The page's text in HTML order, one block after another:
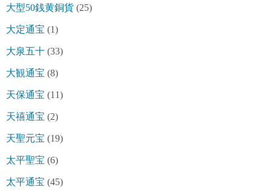
大型50銭黄銅貨 (25)
大定通宝 (1)
大泉五十 (33)
大観通宝 (8)
天保通宝 (11)
天禧通宝 (2)
天聖元宝 (19)
太平聖宝 (6)
太平通宝 (45)